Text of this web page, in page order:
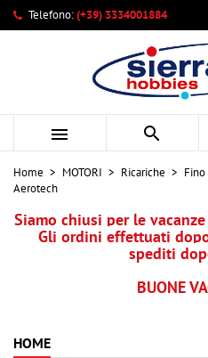
Telefono:(+39) 3334001884
 
Home MOTORI Ricariche Fino
Aerotech
Siamo chiusi per le
Gli ordini effettuati
spediti
BUONE
HOME
Le mie liste di
Crea nuova lista
Crea lista dei
Nome lista dei desideri
Annulla
Accedi
Devi avere effettuato
nella tua lista dei desideri.